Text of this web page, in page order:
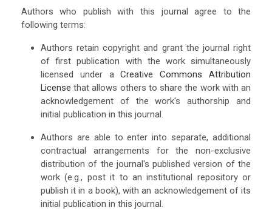
Authors who publish with this journal agree to the
following terms:
Authors retain copyright and grant the journal right
of first publication with the work simultaneously
licensed under aCreative Commons Attribution
License that allows others to share the work with an
acknowledgement of the work's authorship and
initial publication in this journal.
Authors are able to enter into separate, additional
contractual arrangements for the non-exclusive
distribution of the journal's published version of the
work (e.g., post it to an institutional repository or
publish it in a book), with an acknowledgement of its
initial publication in this journal.